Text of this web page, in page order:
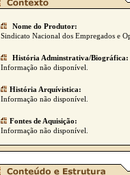
Nome do Produtor:
Sindicato Nacional dos Empregados e
História Adminstrativa/Biográfica:
Informação não disponível.
História Arquívistica:
Informação não disponível.
Fontes de Aquisição:
Informação não disponível.